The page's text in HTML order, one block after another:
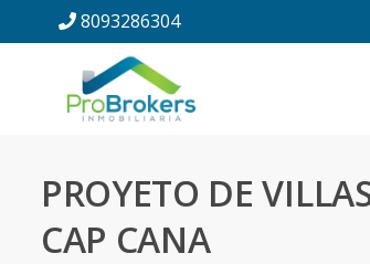
8093286304
PROYETO DE
CAP CANA